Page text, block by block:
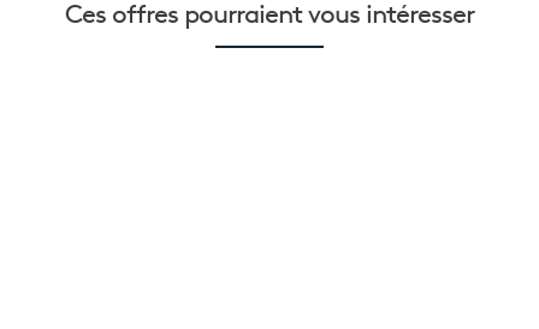
Ces offres pourraientvous intéresser